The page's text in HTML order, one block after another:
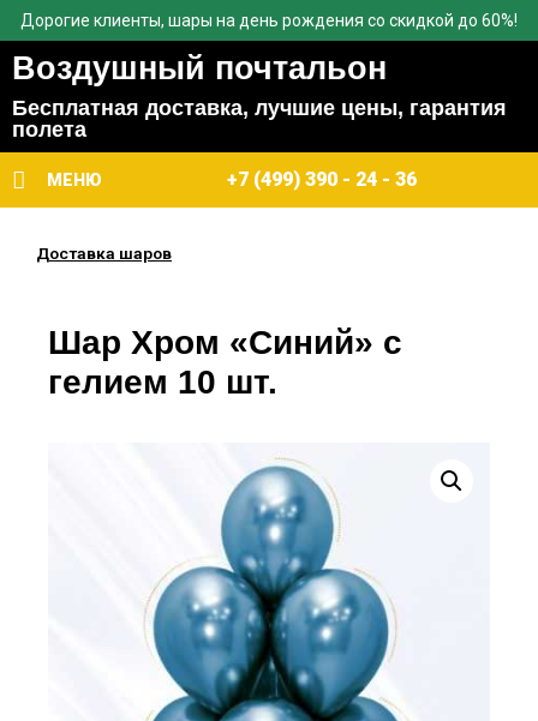
Дорогие клиенты, шары на день рождения со скидкой до 60%!
Воздушный почтальон
Бесплатная доставка, лучшие цены, гарантия
полета
МЕНЮ +7 (499) 390 - 24 - 36
Доставка шаров
Шар Хром «Синий» с
гелием 10 шт.